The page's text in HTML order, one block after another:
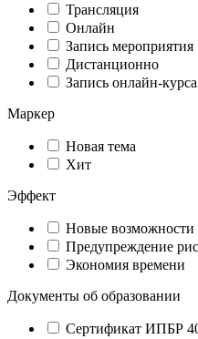
Трансляция
Онлайн
Запись мероприятия
Дистанционно
Запись онлайн-курса
Маркер
Новая тема
Хит
Эффект
Новые возможности
Предупреждение
Экономия времени
Документы об образовании
Сертификат ИПБР